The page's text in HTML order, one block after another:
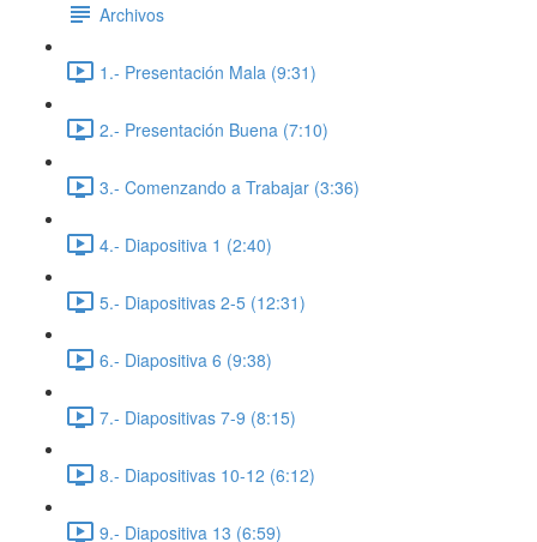
Archivos
1.- Presentación Mala (9:31)
2.- Presentación Buena (7:10)
3.- Comenzando a Trabajar (3:36)
4.- Diapositiva 1 (2:40)
5.- Diapositivas 2-5 (12:31)
6.- Diapositiva 6 (9:38)
7.- Diapositivas 7-9 (8:15)
8.- Diapositivas 10-12 (6:12)
9.- Diapositiva 13 (6:59)